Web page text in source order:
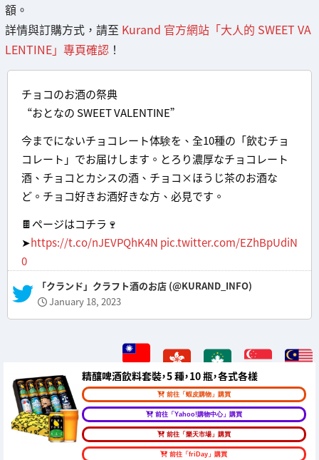
額。
詳情與訂購方式，請至 Kurand 官方網站「大人的 SWEET VA
LENTINE」專頁確認 ！
チョコのお酒の祭典
“おとなの SWEET VALENTINE”
今までにないチョコレート体験を、全10種の「飲むチョ
コレート」でお届けします。とろり濃厚なチョコレート
酒、チョコとカシスの酒、チョコ×ほうじ茶のお酒な
ど。チョコ好きお酒好きな方、必見です。
🍫ページはコチラ🍷
➤https://t.co/nJEVPQhK4N pic.twitter.com/EZhBpUdiN
0
— 「クランド」クラフト酒のお店 (@KURAND_INFO)
January 18, 2023
精釀啤酒飲料套裝，5 種，10 瓶，各式各樣
前往「蝦皮購物」購買
前往「Yahoo!購物中心」購買
前往「樂天市場」購買
前往「friDay」購買